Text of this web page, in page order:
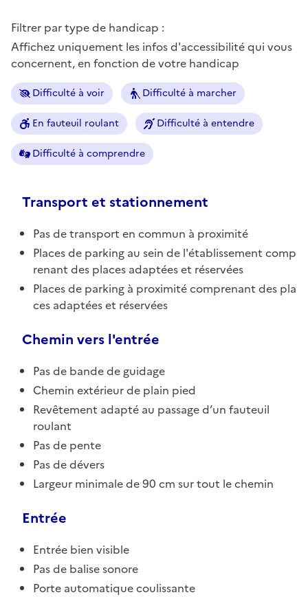
Filtrer par type de handicap :
Affichez uniquement les infos d'accessibilité qui vous
concernent, en fonction de votre handicap
Difficulté à voir Difficulté à marcher
En fauteuil roulant Difficulté à entendre
Difficulté à comprendre
Transport et stationnement
Pas de transport en commun à proximité
Places de parking au sein de l'établissement comp
renant des places adaptées et réservées
Places de parking à proximité comprenant des pla
ces adaptées et réservées
Chemin vers l'entrée
Pas de bande de guidage
Chemin extérieur de plain pied
Revêtement adapté au passage d’un fauteuil
roulant
Pas de pente
Pas de dévers
Largeur minimale de 90 cm sur tout le chemin
Entrée
Entrée bien visible
Pas de balise sonore
Porte automatique coulissante